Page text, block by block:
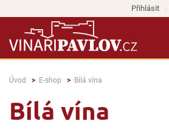
Přihlásit
Úvod E-shop Bílá vína
Bílá vína